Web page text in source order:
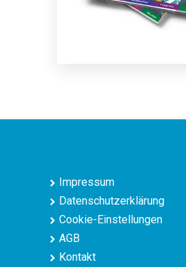
Impressum
Datenschutzerklärung
Cookie-Einstellungen
AGB
Kontakt